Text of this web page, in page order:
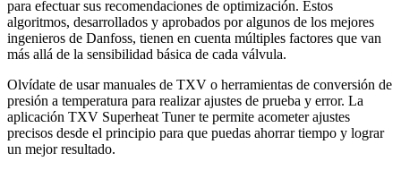
para efectuar sus recomendaciones de optimización. Estos
algoritmos, desarrollados y aprobados por algunos de los mejores
ingenieros de Danfoss, tienen en cuenta múltiples factores que van
más allá de la sensibilidad básica de cada válvula.
Olvídate de usar manuales de TXV o herramientas de conversión de
presión a temperatura para realizar ajustes de prueba y error. La
aplicación TXV Superheat Tuner te permite acometer ajustes
precisos desde el principio para que puedas ahorrar tiempo y lograr
un mejor resultado.